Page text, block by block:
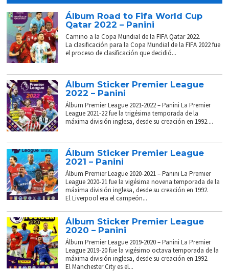
Álbum Road to Fifa World Cup
Qatar 2022 – Panini
Camino a la Copa Mundial de la FIFA Qatar 2022.
La clasificación para la Copa Mundial de la FIFA 2022 fue
el proceso de clasificación que decidió...
Álbum Sticker Premier League
2022 – Panini
Álbum Premier League 2021-2022 – Panini La Premier
League 2021-22 fue la trigésima temporada de la
máxima división inglesa, desde su creación en 1992....
Álbum Sticker Premier League
2021 – Panini
Álbum Premier League 2020-2021 – Panini La Premier
League 2020-21 fue la vigésima novena temporada de la
máxima división inglesa, desde su creación en 1992.
El Liverpool era el campeón...
Álbum Sticker Premier League
2020 – Panini
Álbum Premier League 2019-2020 – Panini La Premier
League 2019-20 fue la vigésimo octava temporada de la
máxima división inglesa, desde su creación en 1992.
El Manchester City es el...